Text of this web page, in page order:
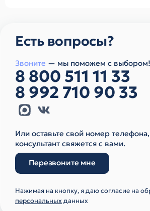
Есть вопросы?
Звоните — мы поможем с выбором!
8 800 511 11 33
8 992 710 90 33
Или оставьте свой номер
консультант свяжется с вами.
Перезвоните мне
Нажимая на кнопку, я даю согласие на
персональныхданных